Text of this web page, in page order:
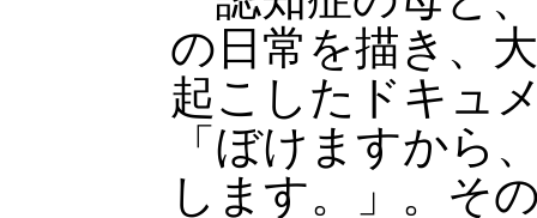
の日常を描き、
起こしたドキュ
「ぼけますから
します。」。そ